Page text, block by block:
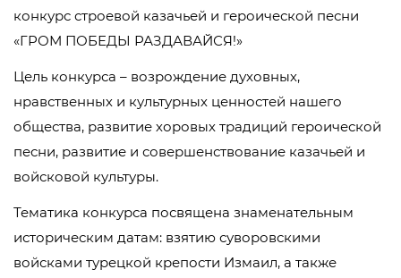
конкурс строевой казачьей и героической песни
«ГРОМ ПОБЕДЫ РАЗДАВАЙСЯ!»
Цель конкурса – возрождение духовных,
нравственных и культурных ценностей нашего
общества, развитие хоровых традиций героической
песни, развитие и совершенствование казачьей и
войсковой культуры.
Тематика конкурса посвящена знаменательным
историческим датам: взятию суворовскими
войсками турецкой крепости Измаил, а также